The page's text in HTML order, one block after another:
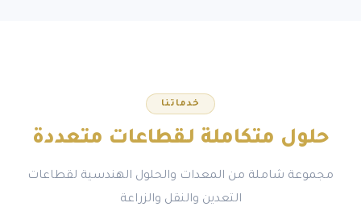
خدماتنا
حلول متكاملة لـقطاعات متعددة
مجموعة شاملة من المعدات والحلول الهندسية لقطاعات
التعدين والنقل والزراعة